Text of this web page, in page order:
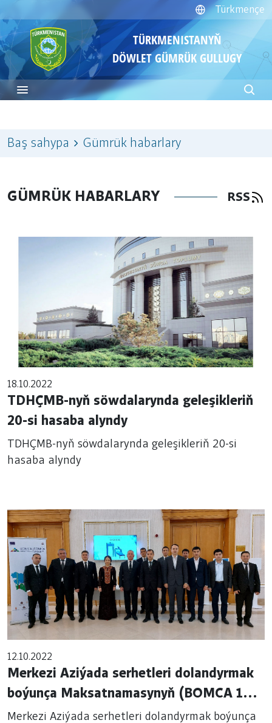
Türkmençe
TÜRKMENISTANYŇ
DÖWLET GÜMRÜK GULLUGY
Baş sahypa Gümrük habarlary
GÜMRÜK HABARLARY RSS
18.10.2022
TDHÇMB-nyň söwdalarynda geleşikleriň
20-si hasaba alyndy
TDHÇMB-nyň söwdalarynda geleşikleriň 20-si
hasaba alyndy
12.10.2022
Merkezi Aziýada serhetleri dolandyrmak
boýunça Maksatnamasynyň (BOMCA 10)
guramagynda seminar duşuşygy geçirildi.
Merkezi Aziýada serhetleri dolandyrmak boýunça